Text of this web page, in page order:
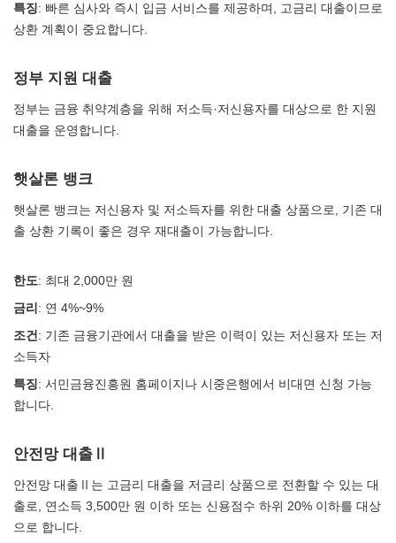
특징: 빠른 심사와 즉시 입금 서비스를 제공하며, 고금리 대출이므로
상환 계획이 중요합니다.
정부 지원 대출
정부는 금융 취약계층을 위해 저소득·저신용자를 대상으로 한 지원
대출을 운영합니다.
햇살론 뱅크
햇살론 뱅크는 저신용자 및 저소득자를 위한 대출 상품으로, 기존 대
출 상환 기록이 좋은 경우 재대출이 가능합니다.
한도: 최대 2,000만 원
금리 : 연 4%~9%
조건 : 기존 금융기관에서 대출을 받은 이력이 있는 저신용자 또는 저
소득자
특징: 서민금융진흥원 홈페이지나 시중은행에서 비대면 신청 가능
합니다.
안전망 대출Ⅱ
안전망 대출Ⅱ는 고금리 대출을 저금리 상품으로 전환할 수 있는 대
출로, 연소득 3,500만 원 이하 또는 신용점수 하위 20% 이하를 대상
으로 합니다.